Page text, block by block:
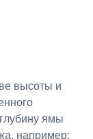
высоты и
ямы
например: